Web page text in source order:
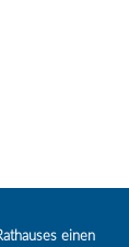
einen